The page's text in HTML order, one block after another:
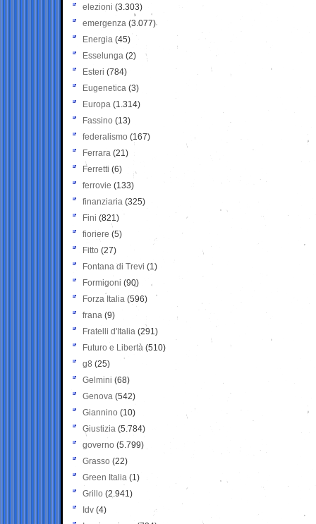
elezioni (3.303)
emergenza (3.077)
Energia (45)
Esselunga (2)
Esteri (784)
Eugenetica (3)
Europa (1.314)
Fassino (13)
federalismo (167)
Ferrara (21)
Ferretti (6)
ferrovie (133)
finanziaria (325)
Fini (821)
fioriere (5)
Fitto (27)
Fontana di Trevi (1)
Formigoni (90)
Forza Italia (596)
frana (9)
Fratelli d'Italia (291)
Futuro e Libertà (510)
g8 (25)
Gelmini (68)
Genova (542)
Giannino (10)
Giustizia (5.784)
governo (5.799)
Grasso (22)
Green Italia (1)
Grillo (2.941)
Idv (4)